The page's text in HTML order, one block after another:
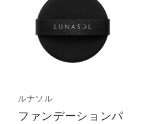
ルナソル
ファンデーションパ